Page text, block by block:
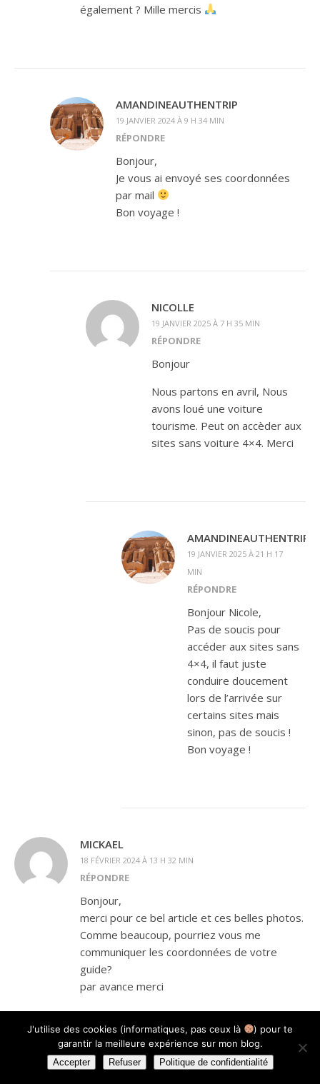
également ? Mille mercis
AMANDINEAUTHENTRIP
19 JANVIER 2024 À 9 H 34 MIN
RÉPONDRE
Bonjour,
Je vous ai envoyé ses coordonnées
par mail
Bon voyage !
NICOLLE
19 JANVIER 2025 À 7 H 35 MIN
RÉPONDRE
Bonjour
Nous partons en avril, Nous
avons loué une voiture
tourisme. Peut on accèder aux
sites sans voiture 4×4. Merci
AMANDINEAUTHENTRIP
19 JANVIER 2025 À 21 H 17
MIN
RÉPONDRE
Bonjour Nicole,
Pas de soucis pour
accéder aux sites sans
4×4, il faut juste
conduire doucement
lors de l’arrivée sur
certains sites mais
sinon, pas de soucis !
Bon voyage !
MICKAEL
18 FÉVRIER 2024 À 13 H 32 MIN
RÉPONDRE
Bonjour,
merci pour ce bel article et ces belles photos.
Comme beaucoup, pourriez vous me
communiquer les coordonnées de votre
guide?
par avance merci
J'utilise des cookies (informatiques, pas ceux là
) pour te
garantir la meilleure expérience sur mon blog.
Accepter Refuser Politique de confidentialité